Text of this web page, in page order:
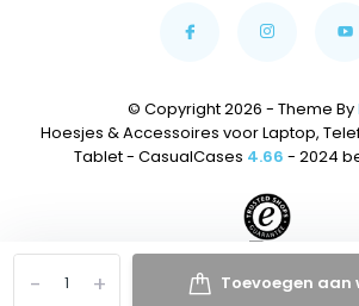
+
- Toevoegen aan
© Copyright 2026 - Theme By
Hoesjes & Accessoires voor Laptop,
Tablet - CasualCases 4.66 - 2024